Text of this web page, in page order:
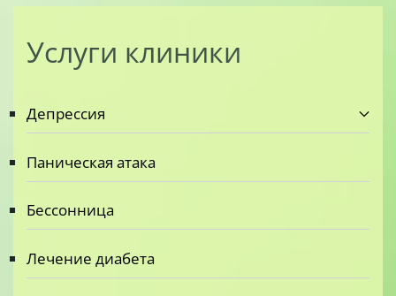
Услуги клиники
Депрессия
Паническая атака
Бессонница
Лечение диабета